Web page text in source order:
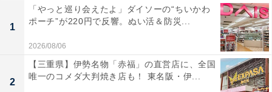
1
「やっと巡り会えたよ」ダイソーの“ちいかわ
ポーチ”が220円で反響。ぬい活＆防災...
2026/08/06
2
【三重県】伊勢名物「赤福」の直営店に、全国
唯一のコメダ大判焼き店も！ 東名阪・伊...